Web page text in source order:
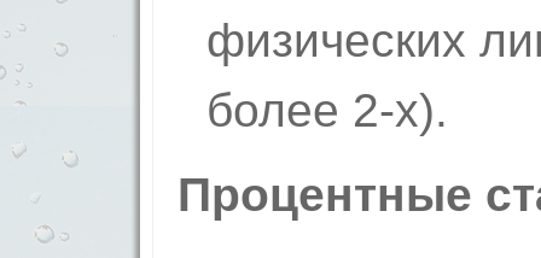
физических
более 2-х).
Процентные